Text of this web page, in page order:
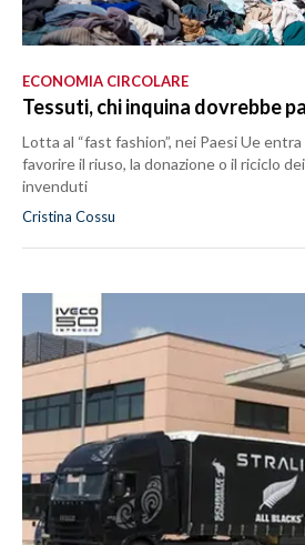
ECONOMIA CIRCOLARE
Tessuti, chi inquina dovrebbe
Lotta al “fast fashion”, nei Paesi Ue
favorire il riuso, la donazione o il riciclo
invenduti
Cristina Cossu